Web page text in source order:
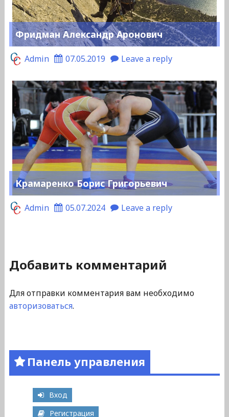
Фридман Александр Аронович
Admin 07.05.2019 Leave a reply
Крамаренко Борис Григорьевич
Admin 05.07.2024 Leave a reply
Добавить комментарий
Для отправки комментария вам необходимо
авторизоваться.
Панель управления
Вход
Регистрация